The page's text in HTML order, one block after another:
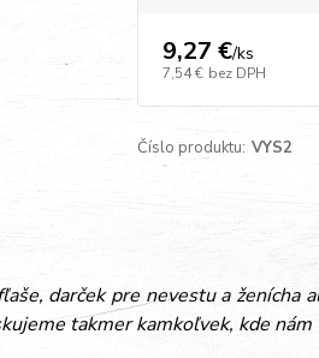
9,27 €/ks
7,54 € bez DPH
Číslo produktu: VYS2
darček pre nevestu a ženícha
takmer kamkoľvek, kde